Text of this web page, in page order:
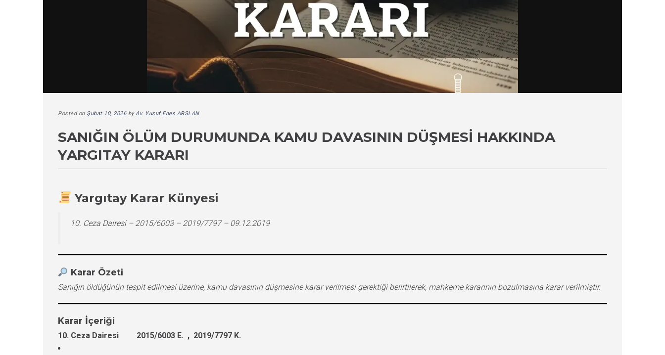
Posted on Şubat 10, 2026byAv. Yusuf Enes ARSLAN
SANIĞIN ÖLÜM DURUMUNDA KAMU DAVASININ DÜŞMESI HAKKINDA
YARGITAY KARARI
Yargıtay Karar Künyesi
10. Ceza Dairesi – 2015/6003 – 2019/7797 – 09.12.2019
Karar Özeti
Sanığın öldüğünün tespit edilmesi üzerine, kamu davasının düşmesine karar verilmesi gerektiği belirtilerek, mahkeme kararının bozulmasına karar verilmiştir.
Karar İçeriği
10. Ceza Dairesi 2015/6003 E. , 2019/7797 K.